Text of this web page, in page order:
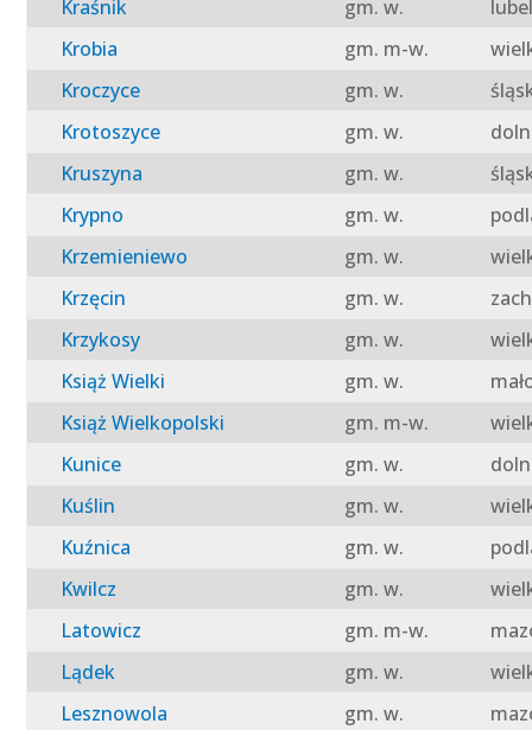
Kraśnik
gm. w.
Krobia
gm. m-w.
Kroczyce
gm. w.
Krotoszyce
gm. w.
Kruszyna
gm. w.
Krypno
gm. w.
Krzemieniewo
gm. w.
Krzęcin
gm. w.
Krzykosy
gm. w.
Książ Wielki
gm. w.
Książ Wielkopolski
gm. m-w.
Kunice
gm. w.
Kuślin
gm. w.
Kuźnica
gm. w.
Kwilcz
gm. w.
Latowicz
gm. m-w.
Lądek
gm. w.
Lesznowola
gm. w.